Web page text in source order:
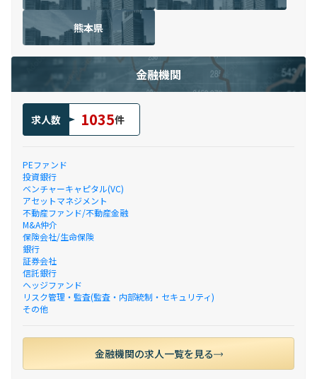
熊本県
金融機関
求人数 1035件
PEファンド
投資銀行
ベンチャーキャピタル(VC)
アセットマネジメント
不動産ファンド/不動産金融
M&A仲介
保険会社/生命保険
銀行
証券会社
信託銀行
ヘッジファンド
リスク管理・監査(監査・内部統制・セキュリティ)
その他
金融機関の求人一覧を見る